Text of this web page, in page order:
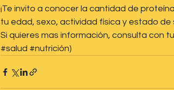
¡Te invito a conocer la cantidad de
tu edad, sexo, actividad física y estado
Si quieres mas información, consulta con
#salud #nutrición)